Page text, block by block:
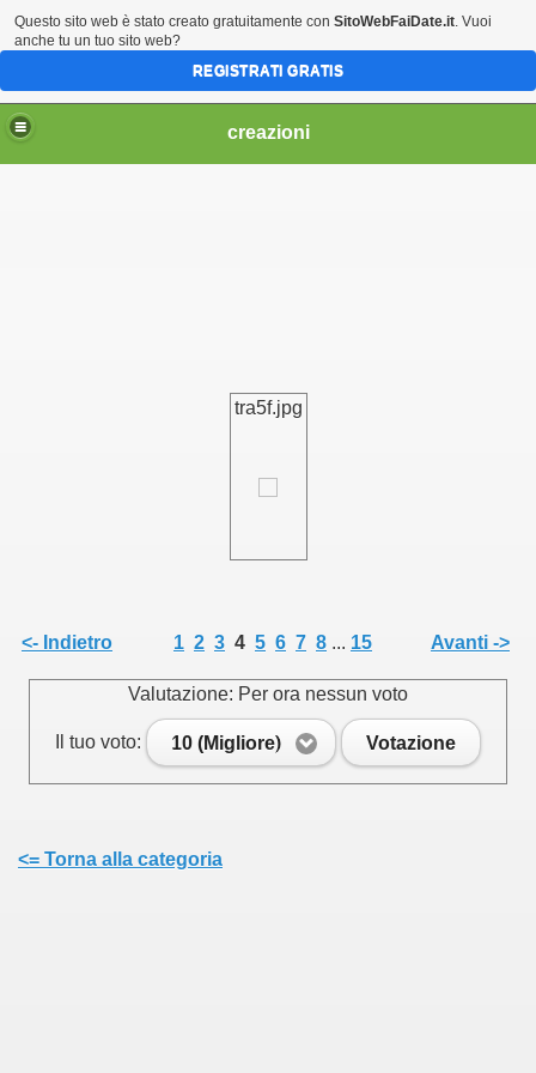
creazioni
tra5f.jpg
<- Indietro 1 2 3 4 5 6 7 8 ... 15 Avanti ->
Valutazione: Per ora nessun voto
Il tuo voto: 10 (Migliore) Votazione
<= Torna alla categoria
Questo sito web è stato creato gratuitamente con SitoWebFaiDate.it. Vuoi
anche tu un tuo sito web?
REGISTRATI GRATIS